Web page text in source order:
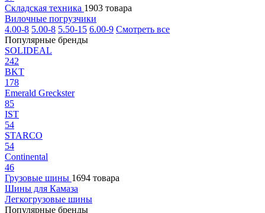
Складская техника 1903 товара
Вилочные погрузчики
4.00-8 5.00-8 5.50-15 6.00-9 Смотреть все
Популярные бренды
SOLIDEAL
242
BKT
178
Emerald Greckster
85
IST
54
STARCO
54
Continental
46
Грузовые шины 1694 товара
Шины для Камаза
Легкогрузовые шины
Популярные бренды